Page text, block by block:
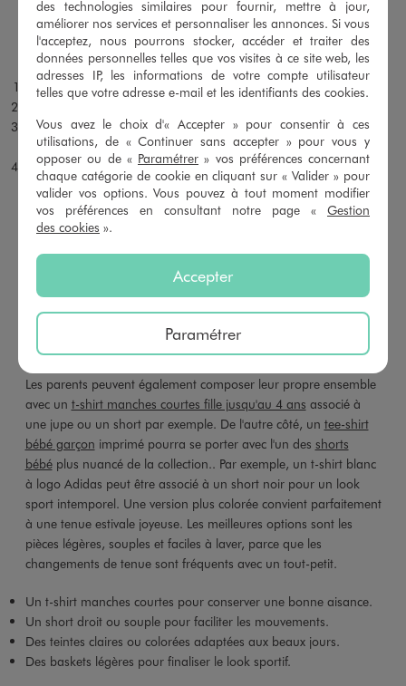
légèrement supérieure permet souvent de profiter plus
longtemps de la tenue, sans choisir une coupe excessivement
large.
Vérifiez l’âge et la taille actuelle de bébé.
Privilégiez une couleur facile à combiner avec les vêtements déjà
présents.
Ajoutez une paire de baskets pour créer un cadeau complet.
LES ENSEMBLES ADIDAS D’ÉTÉ OFFRENT
LÉGÈRETÉ ET LIBERTÉ DE MOUVEMENT
la plus légère et la plus pratique.
Le t-shirt accompagne les
mouvements sans gêner le haut du corps, tandis que le short à
aux promenades, aux journées à la crèche, aux vacances ou
aux moments de jeu à la maison.
Les parents peuvent également composer leur propre ensemble
avec un t-shirt manches courtes fille jusqu'au 4 ans associé à
une jupe ou un short par exemple. De l'autre côté, un tee-shirt
bébé garçon imprimé pourra se porter avec l'un des shorts
bébéplus nuancé de la collection.. Par exemple, un t-shirt blanc
à logo Adidas peut être associé à un short noir pour un look
sport intemporel. Une version plus colorée convient parfaitement
à une tenue estivale joyeuse. Les meilleures options sont les
pièces légères, souples et faciles à laver, parce que les
changements de tenue sont fréquents avec un tout-petit.
Un t-shirt manches courtes pour conserver une bonne aisance.
Un short droit ou souple pour faciliter les mouvements.
Des teintes claires ou colorées adaptées aux beaux jours.
Des baskets légères pour finaliser le look sportif.
des technologies similaires pour fournir, mettre à jour,
améliorer nos services et personnaliser les annonces. Si vous
l'acceptez, nous pourrons stocker, accéder et traiter des
données personnelles telles que vos visites à ce site web, les
adresses IP, les informations de votre compte utilisateur
telles que votre adresse e-mail et les identifiants des cookies.
Vous avez le choix d'« Accepter » pour consentir à ces
utilisations, de « Continuer sans accepter » pour vous y
opposer ou de « Paramétrer » vos préférences concernant
chaque catégorie de cookie en cliquant sur « Valider » pour
valider vos options. Vous pouvez à tout moment modifier
vos préférences en consultant notre page « Gestion
des cookies ».
Accepter
Paramétrer